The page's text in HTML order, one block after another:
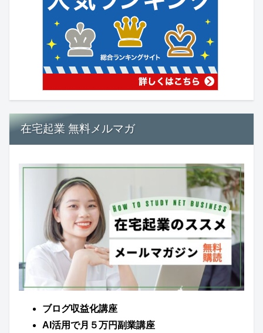
在宅起業 無料メルマガ
ブログ収益化講座
AI活用で月５万円副業講座